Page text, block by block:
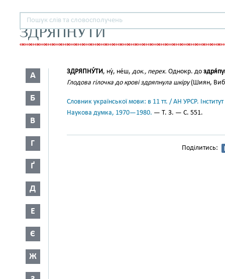
ЗДРЯПНУТИ
А
Б
В
Г
Ґ
Д
Е
Є
Ж
ЗДРЯПНУ́ТИ, ну́, не́ш, док., перех. Однокр. до
Глодова гілочка до крові здряпнула шкіру(Шиян,
Словник української мови: в 11 тт. / АН УРСР.
Наукова думка, 1970—1980. — Т. 3. — С. 551.
Поділитись: